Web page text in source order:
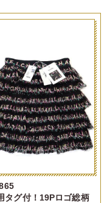
タグ付！19Pロゴ総柄